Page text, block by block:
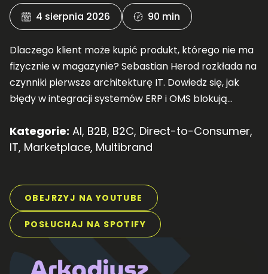
4 sierpnia 2026 90 min
Dlaczego klient może kupić produkt, którego nie ma
fizycznie w magazynie? Sebastian Herod rozkłada na
czynniki pierwsze architekturę IT. Dowiedz się, jak
błędy w integracji systemów ERP i OMS blokują
Kategorie: AI, B2B, B2C, Direct-to-Consumer,
IT, Marketplace, Multibrand
OBEJRZYJ NA YOUTUBE
POSŁUCHAJ NA SPOTIFY